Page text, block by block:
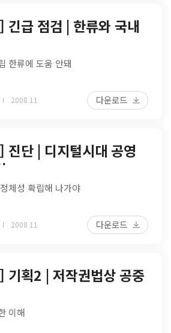
급 점검 | 한류와 국내
한류에 도움 안돼
2008 11 다운로드
단 | 디지털시대 공영
체성 확립해 나가야
2008 11 다운로드
획2 | 저작권법상 공중
이해